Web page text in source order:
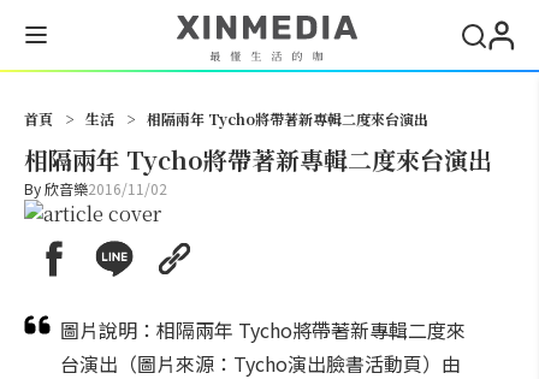
首頁 > 生活 > 相隔兩年 Tycho將帶著新專輯二度來台演出
相隔兩年 Tycho將帶著新專輯二度來台演出
By欣音樂2016/11/02
圖片說明：相隔兩年 Tycho將帶著新專輯二度來
台演出（圖片來源：Tycho演出臉書活動頁）由